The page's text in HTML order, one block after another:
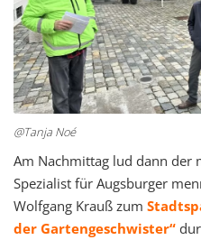
@Tanja Noé
Am Nachmittag lud dann der
Spezialist für Augsburger
Wolfgang Krauß zum
der Gartengeschwister“